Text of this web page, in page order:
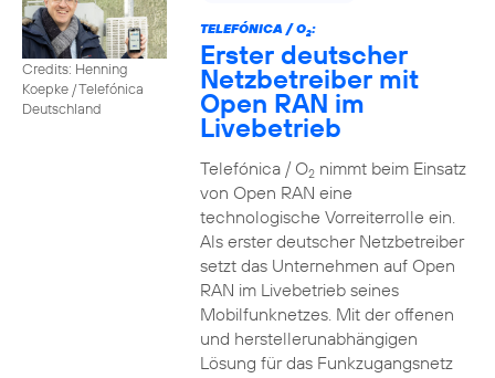
Credits: Henning
Koepke / Telefónica
Deutschland
TELEFÓNICA / O2:
Erster deutscher
Netzbetreiber mit
Open RAN im
Livebetrieb
Telefónica / O2nimmt beim Einsatz
von Open RAN eine
technologische Vorreiterrolle ein.
Als erster deutscher Netzbetreiber
setzt das Unternehmen auf Open
RAN im Livebetrieb seines
Mobilfunknetzes. Mit der offenen
und herstellerunabhängigen
Lösung für das Funkzugangsnetz